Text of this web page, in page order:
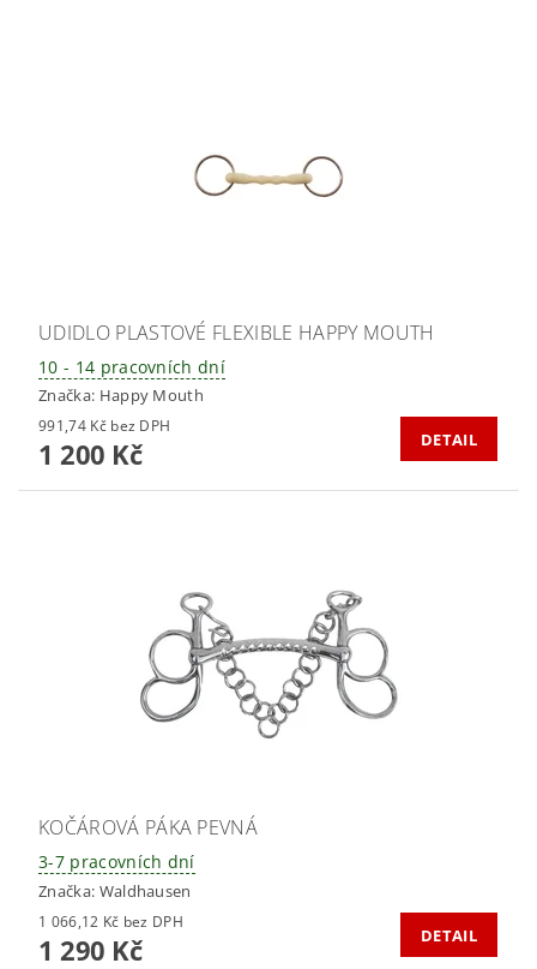
UDIDLO PLASTOVÉ FLEXIBLE HAPPY MOUTH
10 - 14 pracovních dní
Značka: Happy Mouth
991,74 Kč bez DPH
1 200 Kč DETAIL
KOČÁROVÁ PÁKA PEVNÁ
3-7 pracovních dní
Značka: Waldhausen
1 066,12 Kč bez DPH
1 290 Kč DETAIL